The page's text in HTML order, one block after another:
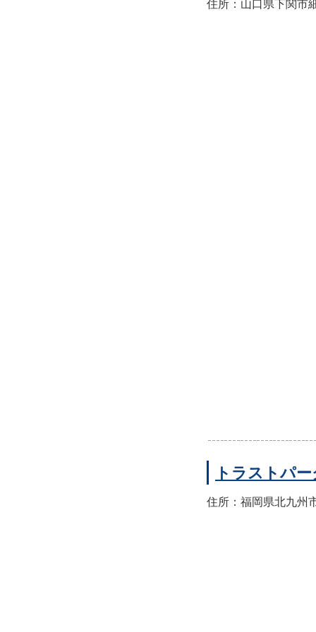
住所：山口県下関市
トラストパ
住所：福岡県北九州